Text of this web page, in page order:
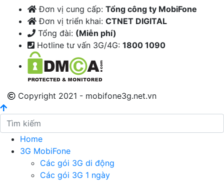
Đơn vị cung cấp: Tổng công ty MobiFone
Đơn vị triển khai: CTNET DIGITAL
Tổng đài: (Miễn phí)
Hotline tư vấn 3G/4G: 1800 1090
Copyright 2021 - mobifone3g.net.vn
Home
3G MobiFone
Các gói 3G di động
Các gói 3G 1 ngày